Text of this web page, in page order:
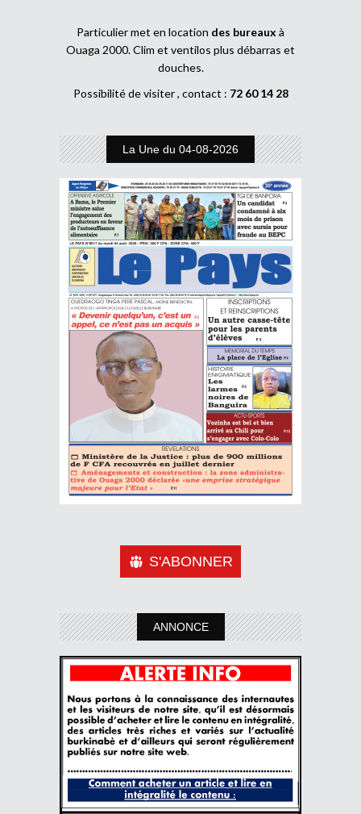
Particulier met en location des bureaux à
Ouaga 2000. Clim et ventilos plus débarras et
douches.
Possibilité de visiter , contact : 72 60 14 28
La Une du 04-08-2026
S'ABONNER
ANNONCE